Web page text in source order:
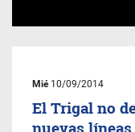
Mié10/09/2014
El Trigal no
nuevas